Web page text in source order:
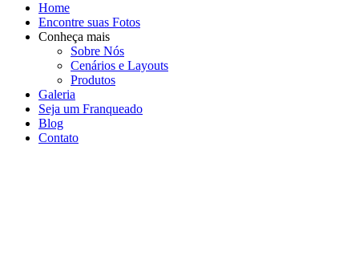
Home
Encontre suas Fotos
Conheça mais
Sobre Nós
Cenários e Layouts
Produtos
Galeria
Seja um Franqueado
Blog
Contato